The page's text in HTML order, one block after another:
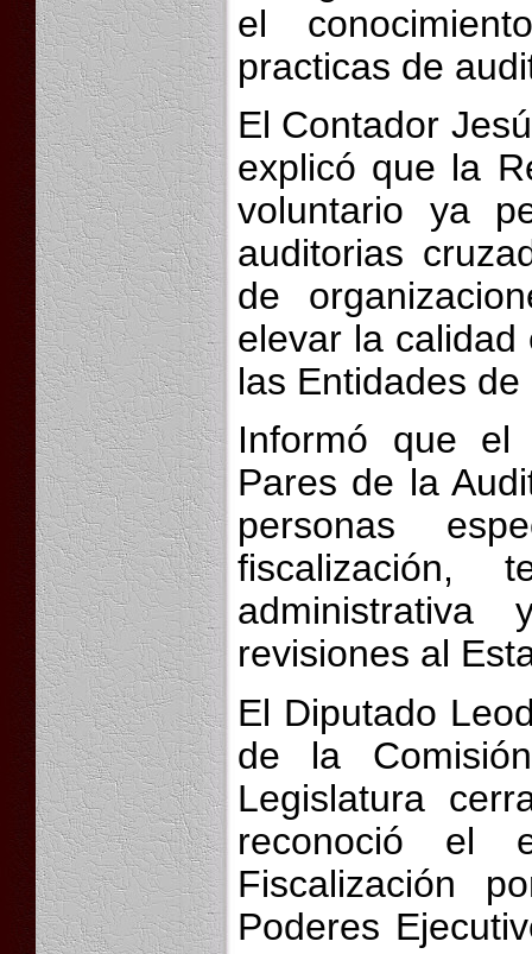
el
practicas de
El Contador
explicó que la
voluntario ya
auditorias
de
elevar la
las Entidades
Informó que el
Pares de la
personas
fiscalización,
revisiones al
El Diputado
de la
Legislatura
reconoció el
Fiscalización
Poderes